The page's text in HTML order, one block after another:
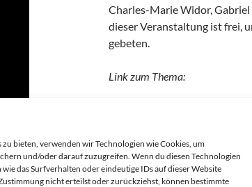
bieten, verwenden wir Technologien wie Cookies, um
und/oder darauf zuzugreifen. Wenn du diesen Technologien
das Surfverhalten oder eindeutige IDs auf dieser Website
nicht erteilst oder zurückziehst, können bestimmte
Charles-Marie Widor,
dieser Veranstaltung ist frei,
gebeten.
Link zum Thema:
Neue Orgel in der
KLASSIK MUSIK ORGEL
UNTERLIEDERBACH